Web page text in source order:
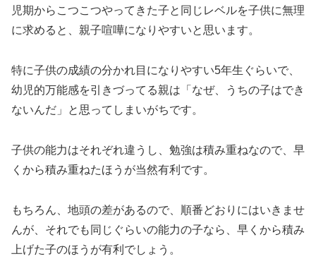
児期からこつこつやってきた子と同じレベルを子供に無理
に求めると、親子喧嘩になりやすいと思います。
特に子供の成績の分かれ目になりやすい5年生ぐらいで、
幼児的万能感を引きづってる親は「なぜ、うちの子はでき
ないんだ」と思ってしまいがちです。
子供の能力はそれぞれ違うし、勉強は積み重ねなので、早
くから積み重ねたほうが当然有利です。
もちろん、地頭の差があるので、順番どおりにはいきませ
んが、それでも同じぐらいの能力の子なら、早くから積み
上げた子のほうが有利でしょう。